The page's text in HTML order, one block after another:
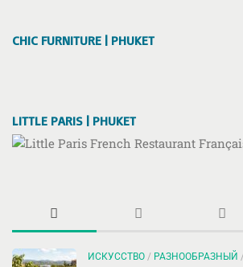
CHIC FURNITURE | PHUKET
LITTLE PARIS | PHUKET
ИСКУССТВО / РАЗНООБРАЗНЫЙ